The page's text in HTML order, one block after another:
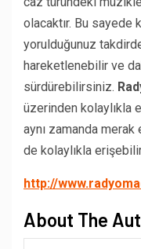
olacaktır. Bu sayede
yorulduğunuz
hareketlenebilir ve
sürdürebilirsiniz.
üzerinden kolaylıkla
aynı zamanda
de kolaylıkla
http://
About The